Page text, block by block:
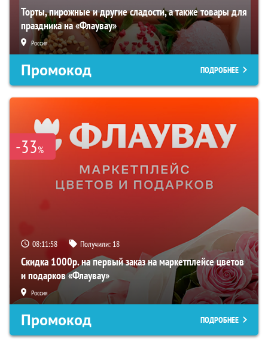
Торты, пирожные и другие сладости, а также товары для
праздника на «Флаувау»
Россия
Промокод ПОДРОБНЕЕ
-33%
08:11:57 Получили: 18
Скидка 1000р. на первый заказ на маркетплейсе цветов
и подарков «Флаувау»
Россия
Промокод ПОДРОБНЕЕ